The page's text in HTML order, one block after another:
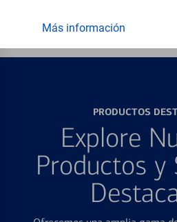
Más información
PRODUCTOS
Explore
Productos y